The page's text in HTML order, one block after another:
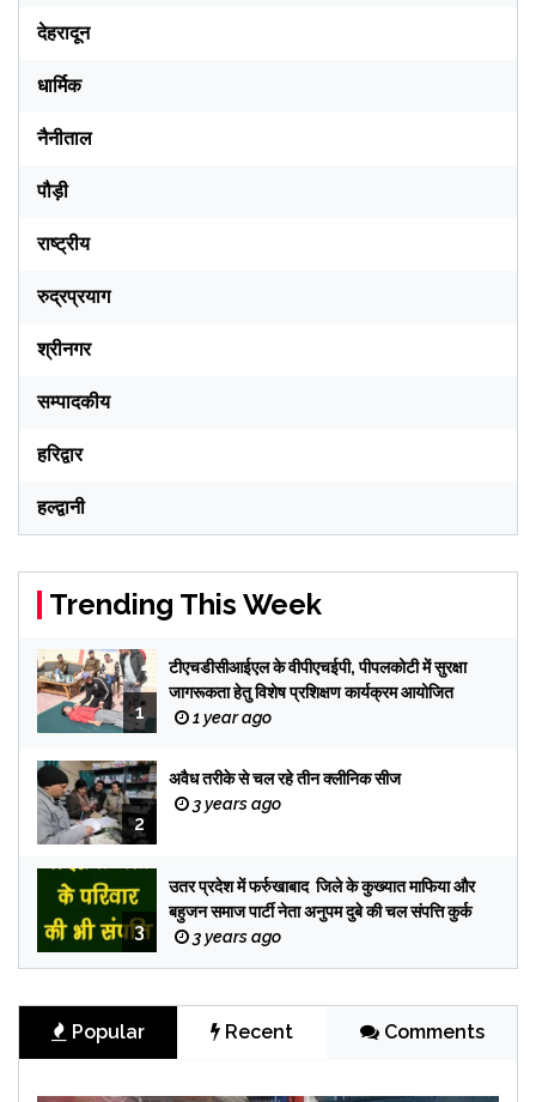
देहरादून
धार्मिक
नैनीताल
पौड़ी
राष्ट्रीय
रुद्रप्रयाग
श्रीनगर
सम्पादकीय
हरिद्वार
हल्द्वानी
Trending This Week
1
टीएचडीसीआईएल के वीपीएचईपी, पीपलकोटी में सुरक्षा
जागरूकता हेतु विशेष प्रशिक्षण कार्यक्रम आयोजित
1 year ago
2
अवैध तरीके से चल रहे तीन क्लीनिक सीज
3 years ago
3
उतर प्रदेश में फर्रुखाबाद जिले के कुख्यात माफिया और
बहुजन समाज पार्टी नेता अनुपम दुबे की चल संपत्ति कुर्क
3 years ago
Popular Recent Comments